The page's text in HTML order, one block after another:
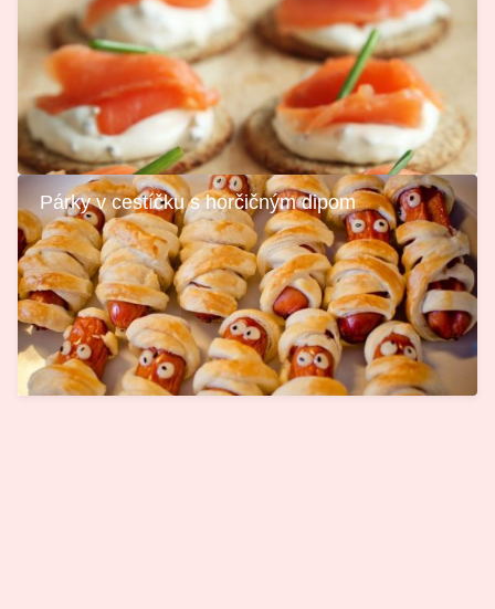
Párky v cestíčku s horčičným dipom